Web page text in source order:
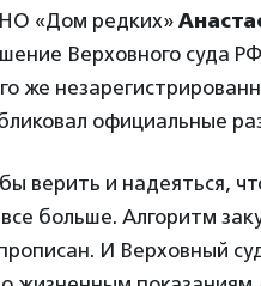
«Дом редких»
Верховного суда
же
официальные
верить и надеяться,
больше. Алгоритм
И Верховный